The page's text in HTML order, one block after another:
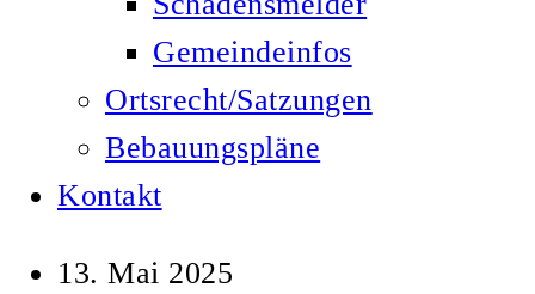
Gemeindeinfos
Ortsrecht/Satzungen
Bebauungspläne
Kontakt
13. Mai 2025